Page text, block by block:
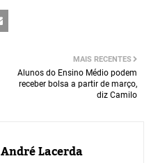
MAIS RECENTES
Alunos do Ensino Médio podem
receber bolsa a partir de março,
diz Camilo
André Lacerda